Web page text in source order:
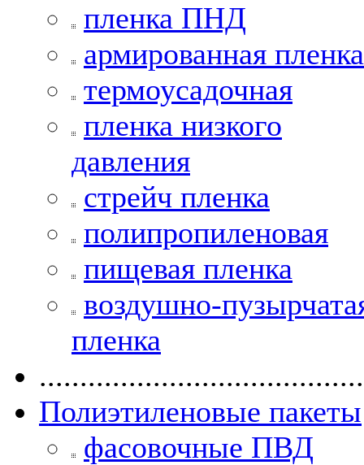
пленка ПНД
армированная пленка
термоусадочная
пленка низкого
давления
стрейч пленка
полипропиленовая
пищевая пленка
воздушно-
пленка
Полиэтиленовые пакеты
фасовочные ПВД